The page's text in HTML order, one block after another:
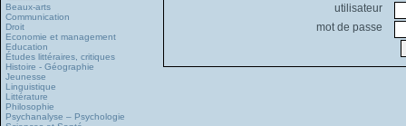
Beaux-arts
Communication
Droit
Economie et management
Education
Études littéraires, critiques
Histoire - Géographie
Jeunesse
Linguistique
Littérature
Philosophie
Psychanalyse – Psychologie
utilisateur
mot de passe